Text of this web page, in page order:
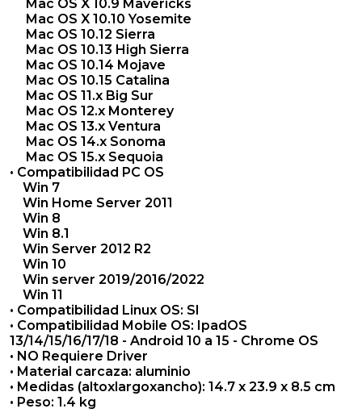
Mac OS X 10.9 Mavericks
Mac OS X 10.10 Yosemite
Mac OS 10.12 Sierra
Mac OS 10.13 High Sierra
Mac OS 10.14 Mojave
Mac OS 10.15 Catalina
Mac OS 11.x Big Sur
Mac OS 12.x Monterey
Mac OS 13.x Ventura
Mac OS 14.x Sonoma
Mac OS 15.x Sequoia
• Compatibilidad PC OS
Win 7
Win Home Server 2011
Win 8
Win 8.1
Win Server 2012 R2
Win 10
Win server 2019/2016/2022
Win 11
• Compatibilidad Linux OS: SI
• Compatibilidad Mobile OS: IpadOS
13/14/15/16/17/18 - Android 10 a 15 - Chrome OS
• NO Requiere Driver
• Material carcaza: aluminio
• Medidas (altoxlargoxancho): 14.7 x 23.9 x 8.5 cm
• Peso: 1.4 kg